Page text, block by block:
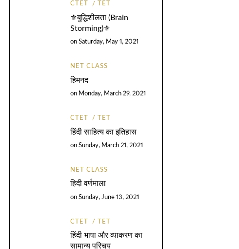
CTET TET
⚜️बुद्धिशीलता (Brain
Storming)⚜️
on Saturday, May 1, 2021
NET CLASS
हिमनद
on Monday, March 29, 2021
CTET TET
हिंदी साहित्य का इतिहास
on Sunday, March 21, 2021
NET CLASS
हिदी वर्णमाला
on Sunday, June 13, 2021
CTET TET
हिंदी भाषा और व्याकरण का
सामान्य परिचय